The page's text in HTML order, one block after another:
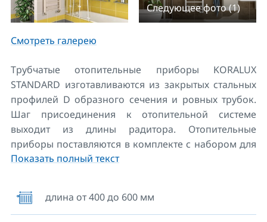
Следующее фото (1)
Смотреть галерею
Трубчатые отопительные приборы KORALUX
STANDARD изготавливаются из закрытых стальных
профилей D образного сечения и ровных трубок.
Шаг присоединения к отопительной системе
выходит из длины радитора. Отопительные
приборы поставляются в комплекте с набором для
крепления к стене, включая воздуховыпускной
маленький отопительный прибор на рынке, с
шириной всего лишь 40см. Он является идеальным
для маленьких ванных комнат или, как
Показать полный текст
длина от 400 до 600 мм